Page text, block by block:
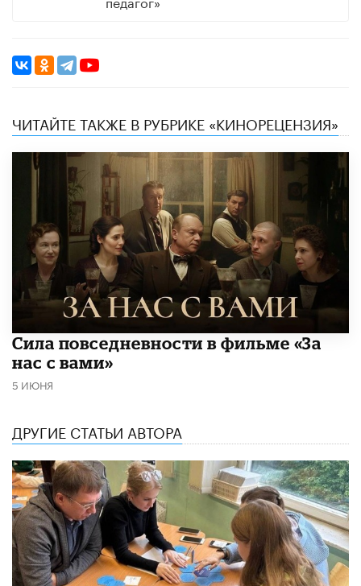
ЧИТАЙТЕ ТАКЖЕ В РУБРИКЕ «КИНОРЕЦЕНЗИЯ»
Сила повседневности в фильме «За
нас с вами»
5 ИЮНЯ
ДРУГИЕ СТАТЬИ АВТОРА